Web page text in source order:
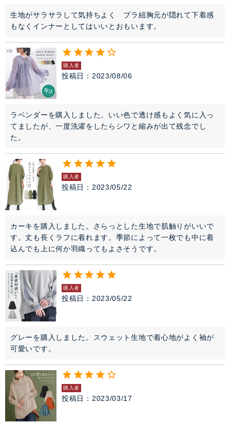
生地がサラサラして気持ちよく　ブラ紐胸元が隠れて下着感
もなくインナーとしてはいいとおもいます。
購入者
投稿日 2023/08/06
ラベンダーを購入しました。いい色で透け感もよく気に入っ
てましたが、一度洗濯をしたらシワと縮みが出て残念でし
た。
購入者
投稿日 2023/05/22
カーキを購入しました。さらっとした生地で肌触りがいいで
す。丈も長くラフに着れます。季節によって一枚でも中に着
込んでも上に何か羽織ってもよさそうです。
購入者
投稿日 2023/05/22
グレーを購入しました。スウェット生地で着心地がよく袖が
可愛いです。
購入者
投稿日 2023/03/17